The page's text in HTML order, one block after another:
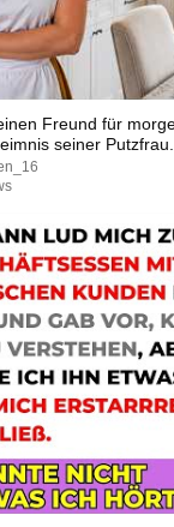
Freund für
seiner Putzfrau.